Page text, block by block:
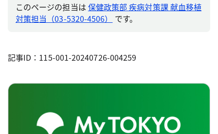
このページの担当は 保健政策部 疾病対策課 献血移植
対策担当（03-5320-4506）
です。
記事ID：115-001-20240726-004259